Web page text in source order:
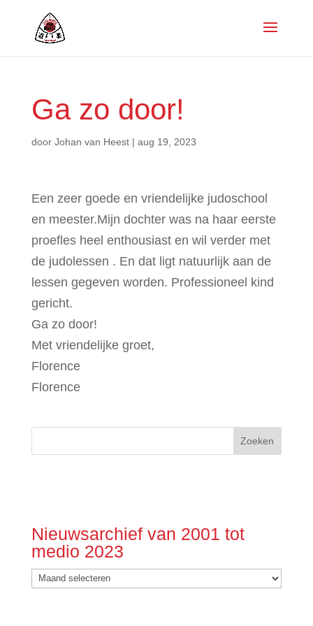
Ga zo door!
door Johan van Heest| aug 19, 2023
Een zeer goede en vriendelijke judoschool
en meester.Mijn dochter was na haar eerste
proefles heel enthousiast en wil verder met
de judolessen . En dat ligt natuurlijk aan de
lessen gegeven worden. Professioneel kind
gericht.
Ga zo door!
Met vriendelijke groet,
Florence
Florence
Nieuwsarchief van 2001 tot
medio 2023
Nieuwsarchief
van